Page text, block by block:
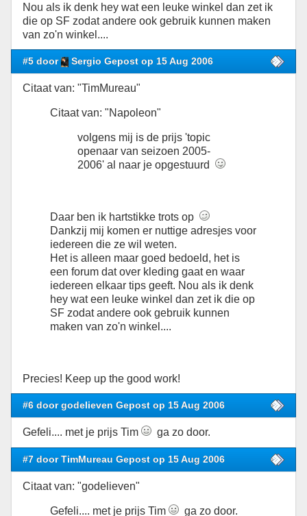
Nou als ik denk hey wat een leuke winkel dan zet ik
die op SF zodat andere ook gebruik kunnen maken
van zo'n winkel....
#5 door Sergio Gepost op 15 Aug 2006
Citaat van: "TimMureau"
Citaat van: "Napoleon"
volgens mij is de prijs 'topic
openaar van seizoen 2005-
2006' al naar je opgestuurd
Daar ben ik hartstikke trots op
Dankzij mij komen er nuttige adresjes voor
iedereen die ze wil weten.
Het is alleen maar goed bedoeld, het is
een forum dat over kleding gaat en waar
iedereen elkaar tips geeft. Nou als ik denk
hey wat een leuke winkel dan zet ik die op
SF zodat andere ook gebruik kunnen
maken van zo'n winkel....
Precies! Keep up the good work!
#6 door godelieven Gepost op 15 Aug 2006
Gefeli.... met je prijs Tim ga zo door.
#7 door TimMureau Gepost op 15 Aug 2006
Citaat van: "godelieven"
Gefeli.... met je prijs Tim ga zo door.